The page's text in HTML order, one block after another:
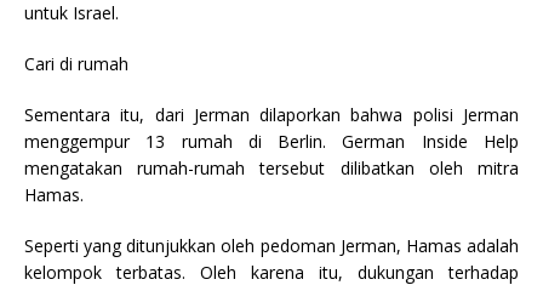
untuk Israel.
Cari di rumah
Sementara itu, dari Jerman dilaporkan bahwa polisi Jerman
menggempur 13 rumah di Berlin. German Inside Help
mengatakan rumah-rumah tersebut dilibatkan oleh mitra
Hamas.
Seperti yang ditunjukkan oleh pedoman Jerman, Hamas adalah
kelompok terbatas. Oleh karena itu, dukungan terhadap